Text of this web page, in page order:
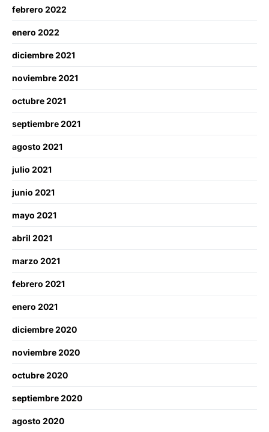
febrero 2022
enero 2022
diciembre 2021
noviembre 2021
octubre 2021
septiembre 2021
agosto 2021
julio 2021
junio 2021
mayo 2021
abril 2021
marzo 2021
febrero 2021
enero 2021
diciembre 2020
noviembre 2020
octubre 2020
septiembre 2020
agosto 2020